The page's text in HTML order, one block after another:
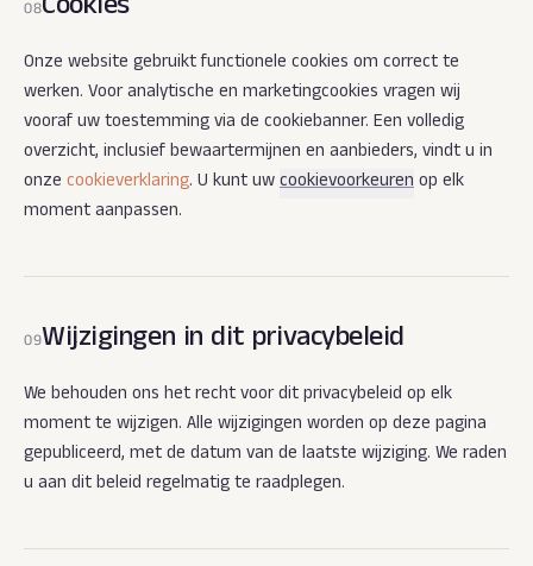
08Cookies
Onze website gebruikt functionele cookies om correct te
werken. Voor analytische en marketingcookies vragen wij
vooraf uw toestemming via de cookiebanner. Een volledig
overzicht, inclusief bewaartermijnen en aanbieders, vindt u in
onze cookieverklaring. U kunt uw cookievoorkeuren op elk
moment aanpassen.
09Wijzigingen in dit privacybeleid
We behouden ons het recht voor dit privacybeleid op elk
moment te wijzigen. Alle wijzigingen worden op deze pagina
gepubliceerd, met de datum van de laatste wijziging. We raden
u aan dit beleid regelmatig te raadplegen.